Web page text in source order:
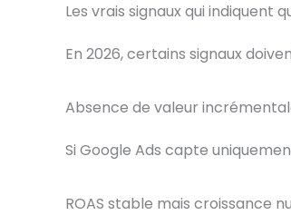
Les vrais signaux qui indiquent
En 2026, certains signaux
Absence de valeur
Si Google Ads capte
ROAS stable mais croissance